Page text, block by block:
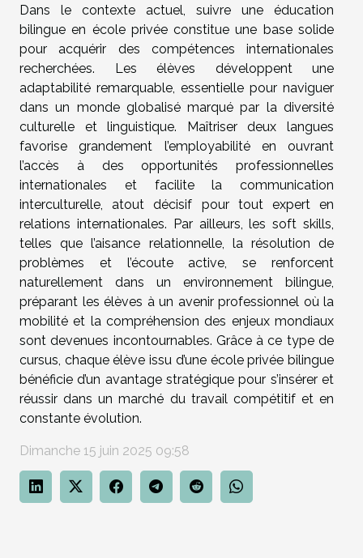
Dans le contexte actuel, suivre une éducation
bilingue en école privée constitue une base solide
pour acquérir des compétences internationales
recherchées. Les élèves développent une
adaptabilité remarquable, essentielle pour naviguer
dans un monde globalisé marqué par la diversité
culturelle et linguistique. Maîtriser deux langues
favorise grandement l’employabilité en ouvrant
l’accès à des opportunités professionnelles
internationales et facilite la communication
interculturelle, atout décisif pour tout expert en
relations internationales. Par ailleurs, les soft skills,
telles que l’aisance relationnelle, la résolution de
problèmes et l’écoute active, se renforcent
naturellement dans un environnement bilingue,
préparant les élèves à un avenir professionnel où la
mobilité et la compréhension des enjeux mondiaux
sont devenues incontournables. Grâce à ce type de
cursus, chaque élève issu d’une école privée bilingue
bénéficie d’un avantage stratégique pour s’insérer et
réussir dans un marché du travail compétitif et en
constante évolution.
Dimanche 15 juin 2025 09:58